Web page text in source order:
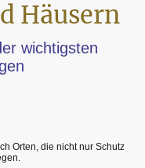
Häusern
wichtigsten
Orten, die nicht nur Schutz